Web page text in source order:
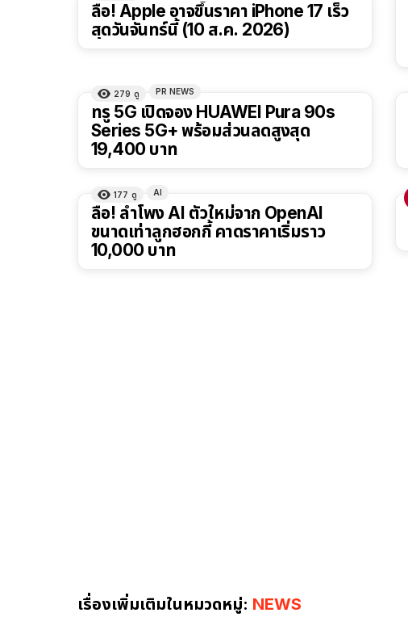
ลือ! Apple อาจขึ้นราคา iPhone 17 เร็ว
สุดวันจันทร์นี้ (10 ส.ค. 2026)
279 ดู PR NEWS
ทรู 5G เปิดจอง HUAWEI Pura 90s
Series 5G+ พร้อมส่วนลดสูงสุด
19,400 บาท
177 ดู AI
ลือ! ลำโพง AI ตัวใหม่จาก OpenAI
ขนาดเท่าลูกฮอกกี้ คาดราคาเริ่มราว
10,000 บาท
เรื่องเพิ่มเติมในหมวดหมู่: NEWS